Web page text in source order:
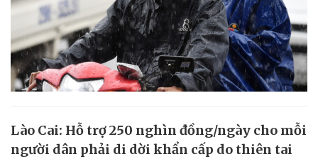
Lào Cai: Hỗ trợ 250 nghìn đồng/ngày cho mỗi
người dân phải di dời khẩn cấp do thiên tai